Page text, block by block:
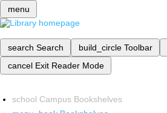
menu
search Search build_circle Toolbar
cancel Exit Reader Mode
school Campus Bookshelves